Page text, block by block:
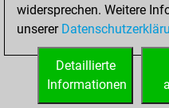
STARTSEITE
widersprechen. Weitere
unserer
Detaillierte
Informationen